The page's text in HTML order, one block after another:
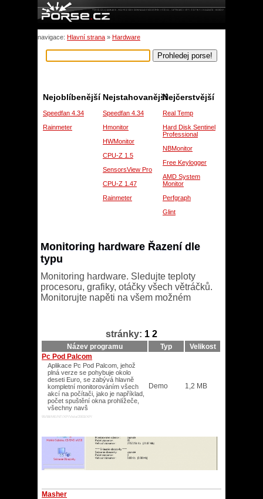
navigace: Hlavní strana » Hardware
Nejčerstvější
Real Temp
Hard Disk Sentinel
Professional
NBMonitor
Free Keylogger
AMD System
Monitor
Perfgraph
Glint
Nejstahovanější
Speedfan 4.34
Hmonitor
HWMonitor
CPU-Z 1.5
SensorsView Pro
CPU-Z 1.47
Rainmeter
Nejoblíbenější
Speedfan 4.34
Rainmeter
Monitoring hardware Řazení dle
typu
Monitoring hardware. Sledujte teploty
procesoru, grafiky, otáčky všech větráčků.
Monitorujte napěti na všem možném
stránky: 1 2
Název programu Typ
Velikost
Pc Pod Palcom
Aplikace Pc Pod Palcom, jehož
plná verze se pohybuje okolo
deseti Euro, se zabývá hlavně
kompletní monitorováním všech
akcí na počítači, jako je například,
počet spuštění okna prohlížeče,
všechny navš
95/98/ME/NT/XP/Vista/2003/XP/
Demo 1,2 MB
Masher